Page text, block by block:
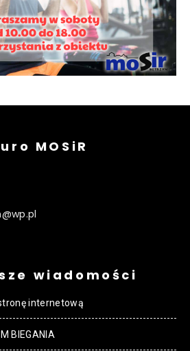
MOSiR
wiadomości
internetową
BIEGANIA